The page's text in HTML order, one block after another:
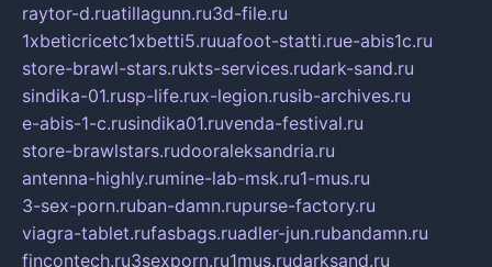
raytor-d.ruatillagunn.ru3d-file.ru
1xbeticricetc1xbetti5.ruuafoot-statti.rue-abis1c.ru
store-brawl-stars.rukts-services.rudark-sand.ru
sindika-01.rusp-life.rux-legion.rusib-archives.ru
e-abis-1-c.rusindika01.ruvenda-festival.ru
store-brawlstars.rudooraleksandria.ru
antenna-highly.rumine-lab-msk.ru1-mus.ru
3-sex-porn.ruban-damn.rupurse-factory.ru
viagra-tablet.rufasbags.ruadler-jun.rubandamn.ru
fincontech.ru3sexporn.ru1mus.rudarksand.ru